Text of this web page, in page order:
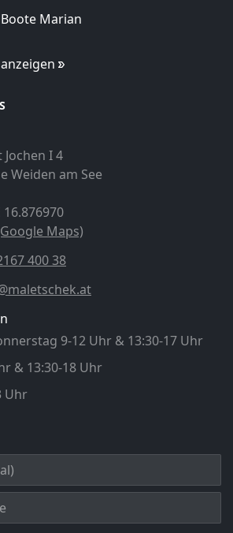
Marian
I 4
Weiden am See
16.876970
Maps)
400 38
9-12 Uhr & 13:30-17 Uhr
& 13:30-18 Uhr
Uhr